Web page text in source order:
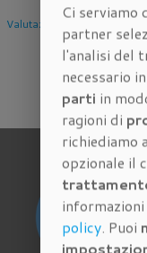
Valutazione Immobile a
Firenze
Ci serviamo
partner
l'analisi del
necessario
parti in
ragioni di
richiediamo
opzionale il
policy. Puoi